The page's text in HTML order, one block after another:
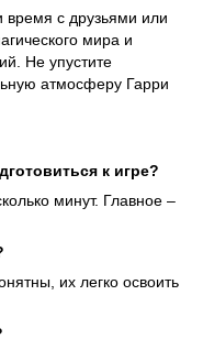
время с друзьями или
мира и
Не упустите
атмосферу Гарри
к игре?
минут. Главное –
их легко освоить